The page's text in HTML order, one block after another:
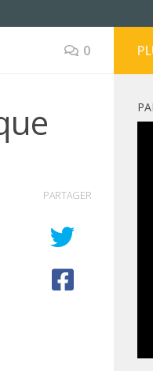
0
PARTAGER